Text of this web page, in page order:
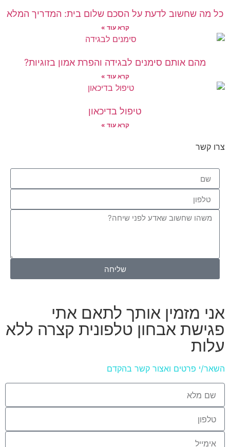
כל מה שחשוב לדעת על הסכם שלום בית: המדריך המלא
קרא עוד »
מהם אותם סימנים לבגידה והפרת אמון בזוגיות?
קרא עוד »
טיפול בדיכאון
קרא עוד »
צרו קשר
שליחה
אני מזמין אותך לתאם אתי
פגישת אבחון טלפונית קצרה ללא
עלות
השאר/י פרטים ואצור קשר בהקדם